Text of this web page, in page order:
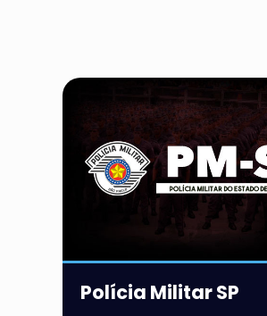
Polícia Militar SP